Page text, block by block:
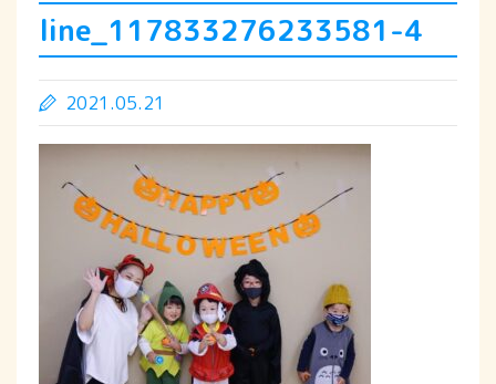
line_117833276233581-4
2021.05.21